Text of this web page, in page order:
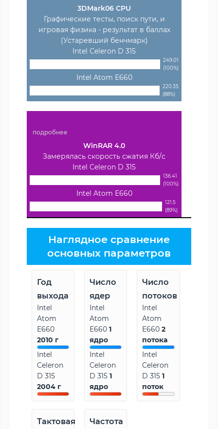
3DMark06 CPU
Графические тесты, поиск пути, и
игровая физика - результат в баллах
(Устаревший бенчмарк)
Intel Celeron D 315
249.01
(100%)
Intel Atom E660
220.35
(88%)
подробнее
WinRAR 4.0
Замерялась скорость сжатия Кб/с
Intel Celeron D 315
136.41
(100%)
Intel Atom E660
121.5
(89%)
Наглядное сравнение
основных параметров
Год
выхода
Intel
Atom
E660
2010 г
Intel
Celeron
D 315
2004 г
Число
ядер
Intel
Atom
E6601
ядро
Intel
Celeron
D 3151
ядро
Число
потоков
Intel
Atom
E6602
потока
Intel
Celeron
D 3151
поток
Тактовая
Частота